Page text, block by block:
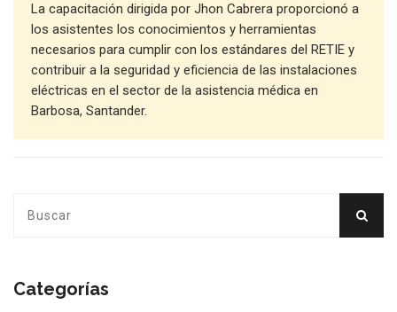
La capacitación dirigida por Jhon Cabrera proporcionó a
los asistentes los conocimientos y herramientas
necesarios para cumplir con los estándares del RETIE y
contribuir a la seguridad y eficiencia de las instalaciones
eléctricas en el sector de la asistencia médica en
Barbosa, Santander.
Categorías